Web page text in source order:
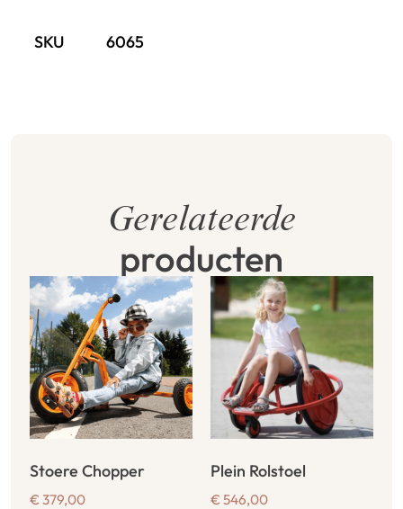
SKU 6065
Gerelateerde
producten
Stoere Chopper
€ 379,00
Plein Rolstoel
€ 546,00